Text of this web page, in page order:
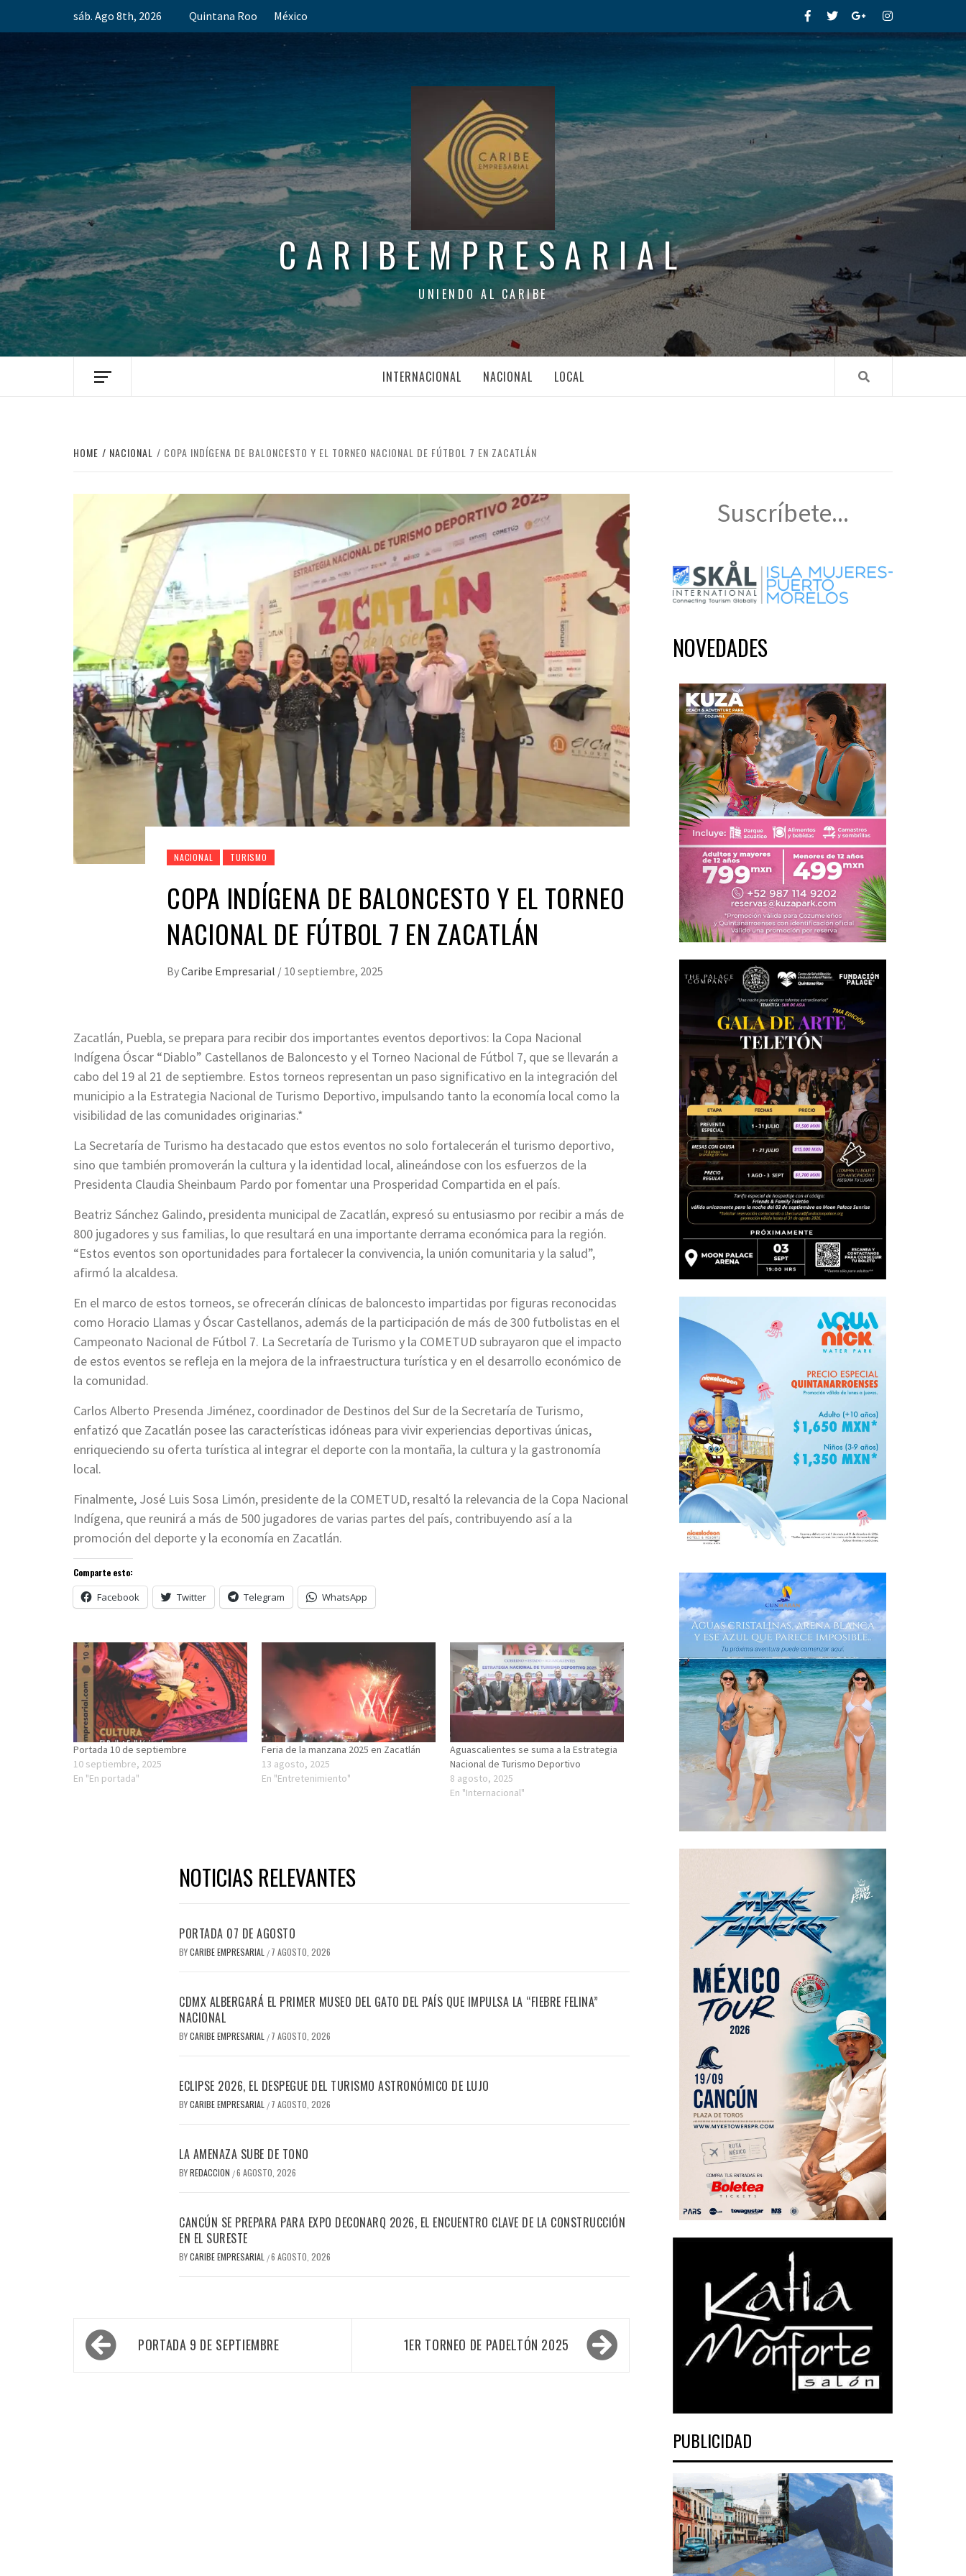
sáb. Ago 8th, 2026 Quintana Roo México FacebookTwitterGoogle+Instagram
CARIBEMPRESARIAL
UNIENDO AL CARIBE
INTERNACIONAL NACIONAL LOCAL
HOME NACIONAL COPA INDÍGENA DE BALONCESTO Y EL TORNEO NACIONAL DE FÚTBOL 7 EN ZACATLÁN
NACIONAL TURISMO
COPA INDÍGENA DE BALONCESTO Y EL TORNEO
NACIONAL DE FÚTBOL 7 EN ZACATLÁN
ByCaribe Empresarial / 10 septiembre, 2025
Zacatlán, Puebla, se prepara para recibir dos importantes eventos deportivos: la Copa Nacional
Indígena Óscar “Diablo” Castellanos de Baloncesto y el Torneo Nacional de Fútbol 7, que se llevarán a
cabo del 19 al 21 de septiembre. Estos torneos representan un paso significativo en la integración del
municipio a la Estrategia Nacional de Turismo Deportivo, impulsando tanto la economía local como la
visibilidad de las comunidades originarias.*
La Secretaría de Turismo ha destacado que estos eventos no solo fortalecerán el turismo deportivo,
sino que también promoverán la cultura y la identidad local, alineándose con los esfuerzos de la
Presidenta Claudia Sheinbaum Pardo por fomentar una Prosperidad Compartida en el país.
Beatriz Sánchez Galindo, presidenta municipal de Zacatlán, expresó su entusiasmo por recibir a más de
800 jugadores y sus familias, lo que resultará en una importante derrama económica para la región.
“Estos eventos son oportunidades para fortalecer la convivencia, la unión comunitaria y la salud”,
afirmó la alcaldesa.
En el marco de estos torneos, se ofrecerán clínicas de baloncesto impartidas por figuras reconocidas
como Horacio Llamas y Óscar Castellanos, además de la participación de más de 300 futbolistas en el
Campeonato Nacional de Fútbol 7. La Secretaría de Turismo y la COMETUD subrayaron que el impacto
de estos eventos se refleja en la mejora de la infraestructura turística y en el desarrollo económico de
la comunidad.
Carlos Alberto Presenda Jiménez, coordinador de Destinos del Sur de la Secretaría de Turismo,
enfatizó que Zacatlán posee las características idóneas para vivir experiencias deportivas únicas,
enriqueciendo su oferta turística al integrar el deporte con la montaña, la cultura y la gastronomía
local.
Finalmente, José Luis Sosa Limón, presidente de la COMETUD, resaltó la relevancia de la Copa Nacional
Indígena, que reunirá a más de 500 jugadores de varias partes del país, contribuyendo así a la
promoción del deporte y la economía en Zacatlán.
Comparte esto:
Facebook Twitter Telegram WhatsApp
Portada 10 de septiembre
10 septiembre, 2025
En "En portada"
Feria de la manzana 2025 en Zacatlán
13 agosto, 2025
En "Entretenimiento"
Aguascalientes se suma a la Estrategia
Nacional de Turismo Deportivo
8 agosto, 2025
En "Internacional"
NOTICIAS RELEVANTES
PORTADA 07 DE AGOSTO
BYCARIBE EMPRESARIAL / 7 AGOSTO, 2026
CDMX ALBERGARÁ EL PRIMER MUSEO DEL GATO DEL PAÍS QUE IMPULSA LA “FIEBRE FELINA”
NACIONAL
BYCARIBE EMPRESARIAL / 7 AGOSTO, 2026
ECLIPSE 2026, EL DESPEGUE DEL TURISMO ASTRONÓMICO DE LUJO
BYCARIBE EMPRESARIAL / 7 AGOSTO, 2026
LA AMENAZA SUBE DE TONO
BYREDACCION /6 AGOSTO, 2026
CANCÚN SE PREPARA PARA EXPO DECONARQ 2026, EL ENCUENTRO CLAVE DE LA CONSTRUCCIÓN
EN EL SURESTE
BYCARIBE EMPRESARIAL /6 AGOSTO, 2026
Navegación
de PORTADA 9 DE SEPTIEMBRE 1ER TORNEO DE PADELTÓN 2025
Suscríbete...
NOVEDADES
PUBLICIDAD